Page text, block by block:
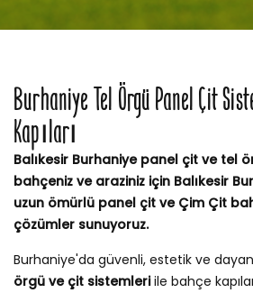
Burhaniye Tel Örgü Panel Çit
Kapıları
Balıkesir Burhaniye panel çit ve tel
bahçeniz ve araziniz için Balıkesir
uzun ömürlü panel çit ve Çim Çit
çözümler sunuyoruz.
Burhaniye'da güvenli, estetik ve
örgü ve çit sistemleriile bahçe